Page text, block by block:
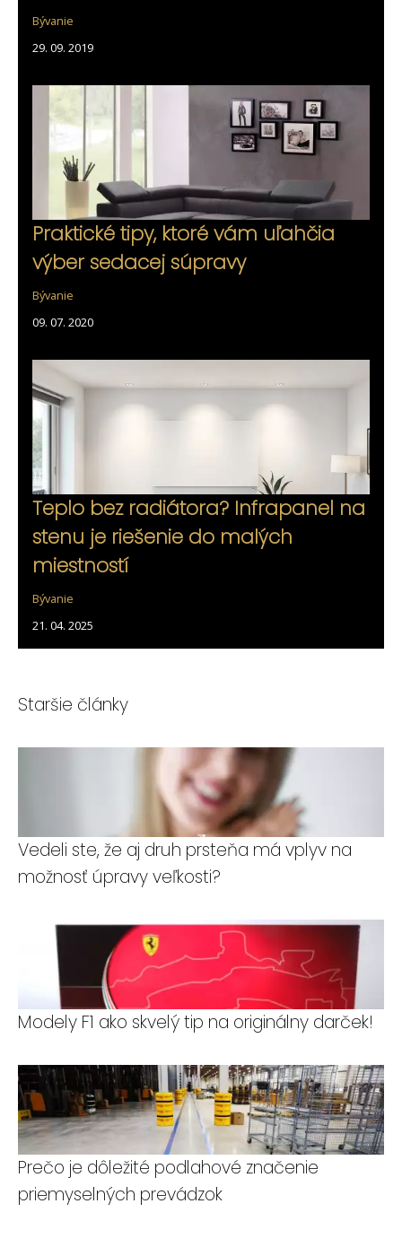
Bývanie
29. 09. 2019
Praktické tipy, ktoré vám uľahčia
výber sedacej súpravy
Bývanie
09. 07. 2020
Teplo bez radiátora? Infrapanel na
stenu je riešenie do malých
miestností
Bývanie
21. 04. 2025
Staršie články
Vedeli ste, že aj druh prsteňa má vplyv na
možnosť úpravy veľkosti?
Modely F1 ako skvelý tip na originálny darček!
Prečo je dôležité podlahové značenie
priemyselných prevádzok